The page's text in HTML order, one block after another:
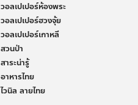
วอลเปเปอร์ห้องพระ
วอลเปเปอร์ฮวงจุ้ย
วอลเปเปอร์เกาหลี
สวนป่า
สาระน่ารู้
อาหารไทย
ไวนิล ลายไทย